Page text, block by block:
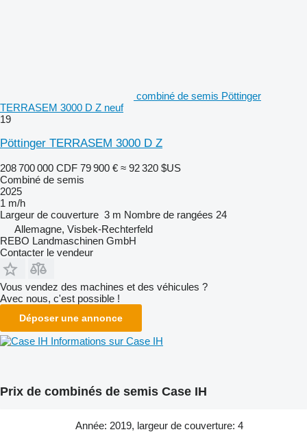
combiné de semis Pöttinger
TERRASEM 3000 D Z neuf
19
Pöttinger TERRASEM 3000 D Z
208 700 000 CDF 79 900 € ≈ 92 320 $US
Combiné de semis
2025
1 m/h
Largeur de couverture 3 m Nombre de rangées 24
Allemagne, Visbek-Rechterfeld
REBO Landmaschinen GmbH
Contacter le vendeur
Vous vendez des machines et des véhicules ?
Avec nous, c'est possible !
Déposer une annonce
Informations sur Case IH
Prix de combinés de semis Case IH
Année: 2019, largeur de couverture: 4